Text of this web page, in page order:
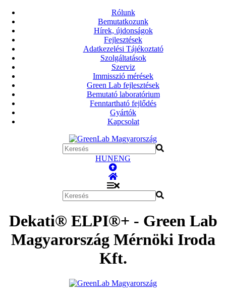
Rólunk
Bemutatkozunk
Hírek, újdonságok
Fejlesztések
Adatkezelési Tájékoztató
Szolgáltatások
Szerviz
Immisszió mérések
Green Lab fejlesztések
Bemutató laboratórium
Fenntartható fejlődés
Gyártók
Kapcsolat
HUNENG
Dekati® ELPI®+ - Green Lab
Magyarország Mérnöki Iroda
Kft.